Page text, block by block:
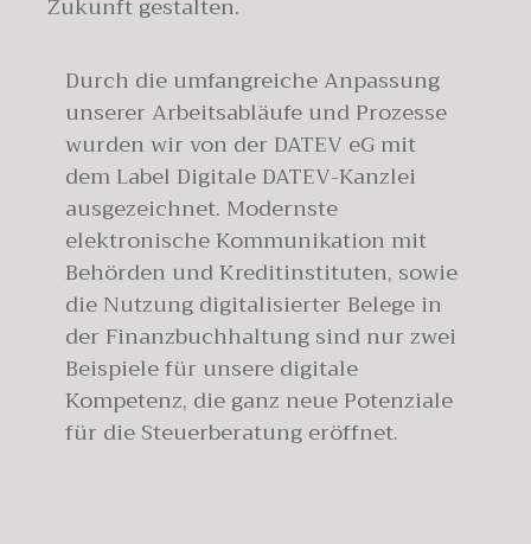
Durch die umfangreiche Anpassung
unserer Arbeitsabläufe und Prozesse
wurden wir von der DATEV eG mit
dem Label Digitale DATEV-Kanzlei
ausgezeichnet. Modernste
elektronische Kommunikation mit
Behörden und Kreditinstituten, sowie
die Nutzung digitalisierter Belege in
der Finanzbuchhaltung sind nur zwei
Beispiele für unsere digitale
Kompetenz, die ganz neue Potenziale
für die Steuerberatung eröffnet.